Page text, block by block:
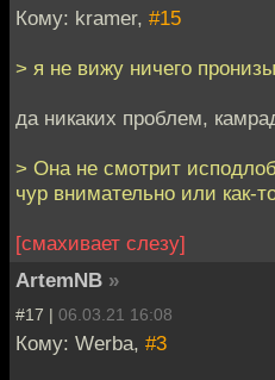
Кому: kramer, #15
> я не вижу ничего
да никаких проблем,
> Она не смотрит
чур внимательно или как-
[смахивает слезу]
ArtemNB »
#17 | 06.03.21 16:08
Кому: Werba, #3